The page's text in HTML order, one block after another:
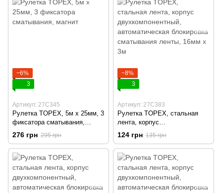
−6%
3
Артикул: 27C345
Рулетка TOPEX, 5м x 25мм, 3
фиксатора сматывания,
магнит
276 грн 295 грн
−8%
3
Артикул: 27C383
Рулетка TOPEX, стальная
лента, корпус
двухкомпонентный,
автоматическая блокировка
сматывания ленты, 16мм х 3м
124 грн 135 грн